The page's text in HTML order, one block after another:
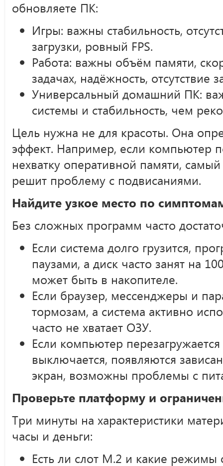
обновляете ПК:
Игры: важны стабильность,
загрузки, ровный FPS.
Работа: важны объём памяти,
задачах, надёжность, отсутствие
Универсальный домашний ПК:
системы и стабильность, чем
Цель нужна не для красоты. Она
эффект. Например, если компьютер
нехватку оперативной памяти,
решит проблему с подвисаниями.
Найдите узкое место по
Без сложных программ часто
Если система долго грузится,
паузами, а диск часто занят на
может быть в накопителе.
Если браузер, мессенджеры и
тормозам, а система активно
часто не хватает ОЗУ.
Если компьютер
выключается, появляются
экран, возможны проблемы с
Проверьте платформу и
Три минуты на характеристики
часы и деньги:
Есть ли слот M.2 и какие